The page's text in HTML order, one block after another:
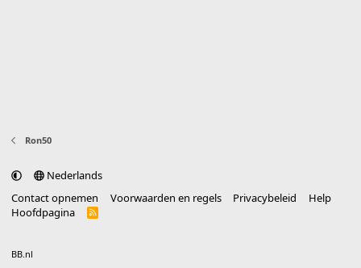
Ron50
Nederlands
Contact opnemen
Voorwaarden en regels Privacybeleid
Help
Hoofdpagina
R
BB.nl